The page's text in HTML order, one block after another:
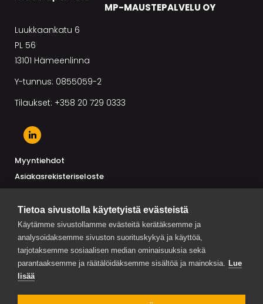
MP-MAUSTEPALVELU OY
Luukkaankatu 6
PL 56
13101 Hämeenlinna
Y-tunnus: 0855059-2
Tilaukset: +358 20 729 0333
Myyntiehdot
Asiakasrekisteriseloste
Toimittajarekisteriseloste
AJANKOHTAISTA
Trendimaut Suomessa ja maailmalla 2026 on julkaistu
Tietoa sivustolla käytetyistä evästeistä
Käytämme sivustollamme evästeitä kerätäksemme ja
analysoidaksemme sivuston suorituskykyä ja käyttöä,
tarjotaksemme sosiaalisen median ominaisuuksia sekä
parantaaksemme ja räätälöidäksemme sisältöä ja mainoksia. Lue
lisää